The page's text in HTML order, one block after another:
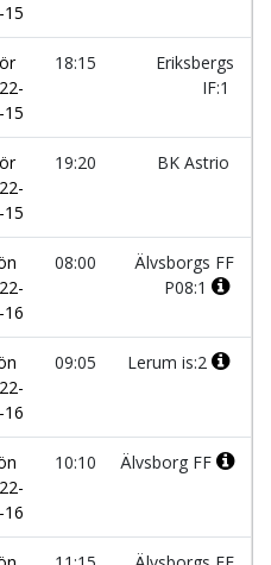
15
15
18:15
Eriksbergs
IF:1
15
19:20 BK Astrio
16
08:00
Älvsborgs FF
P08:1
16
09:05 Lerum is:2
16
10:10 Älvsborg FF